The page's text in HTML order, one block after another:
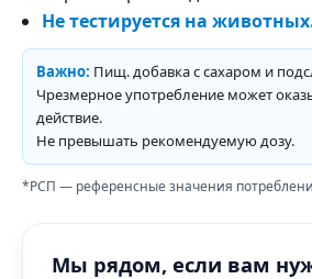
Не тестируется на
Важно: Пищ. добавка с сахаром и
Чрезмерное употребление может
действие.
Не превышать рекомендуемую дозу.
*РСП — референсные значения
Мы рядом, если вам